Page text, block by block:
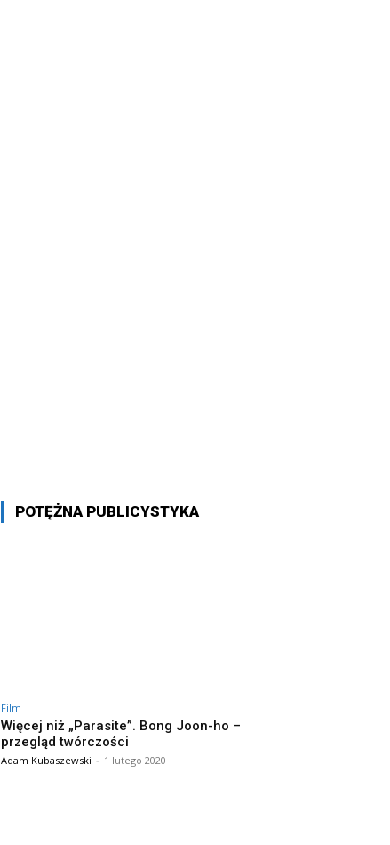
POTĘŻNA PUBLICYSTYKA
Film
Więcej niż „Parasite”. Bong Joon-ho –
przegląd twórczości
Adam Kubaszewski - 1 lutego 2020